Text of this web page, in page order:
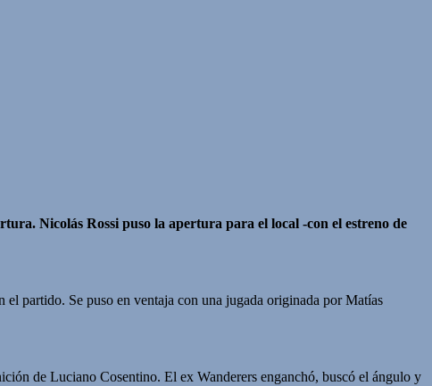
Nicolás Rossi puso la apertura para el local -con el estreno de
partido. Se puso en ventaja con una jugada originada por Matías
de Luciano Cosentino. El ex Wanderers enganchó, buscó el ángulo y